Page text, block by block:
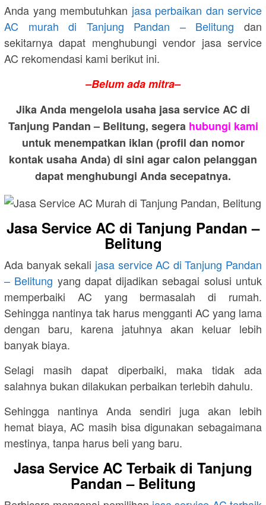
Anda yang membutuhkan jasa perbaikan dan service
AC murah di Tanjung Pandan – Belitung dan
sekitarnya dapat menghubungi vendor jasa service
AC rekomendasi kami berikut ini.
–Belum ada mitra–
Jika Anda mengelola usaha jasa service AC di
Tanjung Pandan – Belitung, segera hubungi kami
untuk menempatkan iklan (profil dan nomor
kontak usaha Anda) di sini agar calon pelanggan
dapat menghubungi Anda secepatnya.
Jasa Service AC di Tanjung Pandan –
Belitung
Ada banyak sekali jasa service AC di Tanjung Pandan
– Belitung yang dapat dijadikan sebagai solusi untuk
memperbaiki AC yang bermasalah di rumah.
Sehingga nantinya tak harus mengganti AC yang lama
dengan baru, karena jatuhnya akan keluar lebih
banyak biaya.
Selagi masih dapat diperbaiki, maka tidak ada
salahnya bukan dilakukan perbaikan terlebih dahulu.
Sehingga nantinya Anda sendiri juga akan lebih
hemat biaya, AC masih bisa digunakan sebagaimana
mestinya, tanpa harus beli yang baru.
Jasa Service AC Terbaik di Tanjung
Pandan – Belitung